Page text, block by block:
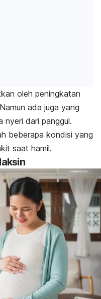
oleh peningkatan
ada juga yang
nyeri dari panggul.
beberapa kondisi yang
saat hamil.